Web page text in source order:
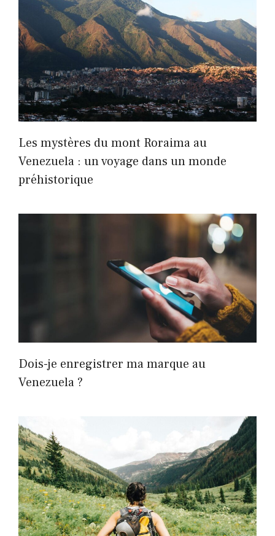
Les mystères du mont Roraima au
Venezuela : un voyage dans un monde
préhistorique
Dois-je enregistrer ma marque au
Venezuela ?